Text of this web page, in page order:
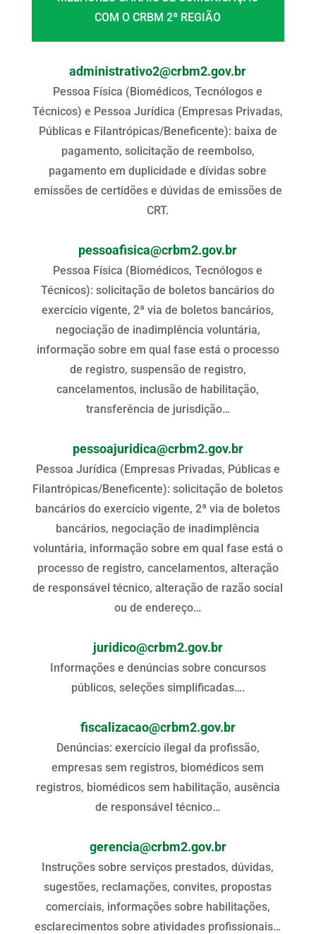
COM O CRBM 2ª REGIÃO
administrativo2@crbm2.gov.br
Pessoa Física (Biomédicos, Tecnólogos e
Técnicos) e Pessoa Jurídica (Empresas Privadas,
Públicas e Filantrópicas/Beneficente): baixa de
pagamento, solicitação de reembolso,
pagamento em duplicidade e dívidas sobre
emissões de certidões e dúvidas de emissões de
CRT.
pessoafisica@crbm2.gov.br
Pessoa Física (Biomédicos, Tecnólogos e
Técnicos): solicitação de boletos bancários do
exercício vigente, 2ª via de boletos bancários,
negociação de inadimplência voluntária,
informação sobre em qual fase está o processo
de registro, suspensão de registro,
cancelamentos, inclusão de habilitação,
transferência de jurisdição…
pessoajuridica@crbm2.gov.br
Pessoa Jurídica (Empresas Privadas, Públicas e
Filantrópicas/Beneficente): solicitação de boletos
bancários do exercício vigente, 2ª via de boletos
bancários, negociação de inadimplência
voluntária, informação sobre em qual fase está o
processo de registro, cancelamentos, alteração
de responsável técnico, alteração de razão social
ou de endereço…
juridico@crbm2.gov.br
Informações e denúncias sobre concursos
públicos, seleções simplificadas….
fiscalizacao@crbm2.gov.br
Denúncias: exercício ilegal da profissão,
empresas sem registros, biomédicos sem
registros, biomédicos sem habilitação, ausência
de responsável técnico…
gerencia@crbm2.gov.br
Instruções sobre serviços prestados, dúvidas,
sugestões, reclamações, convites, propostas
comerciais, informações sobre habilitações,
esclarecimentos sobre atividades profissionais…